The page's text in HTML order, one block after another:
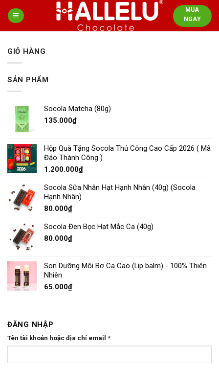
MUA
NGAY
ĐĂNG NHẬP
Tên tài khoản hoặc địa chỉ email *
GIỎ HÀNG
SẢN PHẨM
Socola Matcha (80g)
135.000₫
Hộp Quà Tặng Socola Thủ Công Cao Cấp 2026 ( Mã
Đáo Thành Công )
1.200.000₫
Socola Sữa Nhân Hạt Hạnh Nhân (40g) (Socola
Hạnh Nhân)
80.000₫
Socola Đen Bọc Hạt Mắc Ca (40g)
80.000₫
Son Dưỡng Môi Bơ Ca Cao (Lip balm) - 100% Thiên
Nhiên
65.000₫